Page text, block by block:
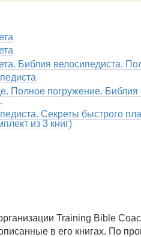
Библия велосипедиста.
Полное погружение. Библия
Секреты быстрого
из 3 книг)
Training Bible
в его книгах. По